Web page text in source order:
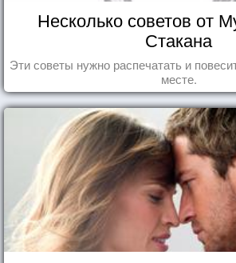
Несколько советов от
Стакана
Эти советы нужно распечатать и
месте.